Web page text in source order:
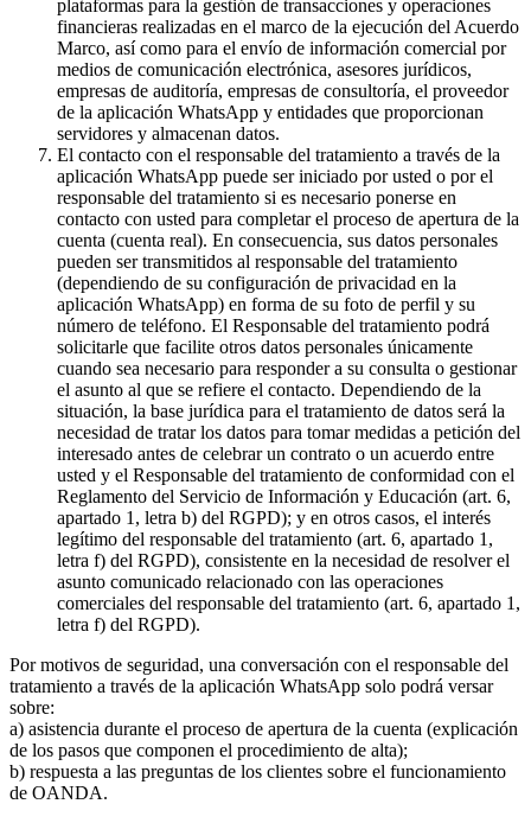
plataformas para la gestión de transacciones y operaciones
financieras realizadas en el marco de la ejecución del Acuerdo
Marco, así como para el envío de información comercial por
medios de comunicación electrónica, asesores jurídicos,
empresas de auditoría, empresas de consultoría, el proveedor
de la aplicación WhatsApp y entidades que proporcionan
servidores y almacenan datos.
El contacto con el responsable del tratamiento a través de la
aplicación WhatsApp puede ser iniciado por usted o por el
responsable del tratamiento si es necesario ponerse en
contacto con usted para completar el proceso de apertura de la
cuenta (cuenta real). En consecuencia, sus datos personales
pueden ser transmitidos al responsable del tratamiento
(dependiendo de su configuración de privacidad en la
aplicación WhatsApp) en forma de su foto de perfil y su
número de teléfono. El Responsable del tratamiento podrá
solicitarle que facilite otros datos personales únicamente
cuando sea necesario para responder a su consulta o gestionar
el asunto al que se refiere el contacto. Dependiendo de la
situación, la base jurídica para el tratamiento de datos será la
necesidad de tratar los datos para tomar medidas a petición del
interesado antes de celebrar un contrato o un acuerdo entre
usted y el Responsable del tratamiento de conformidad con el
Reglamento del Servicio de Información y Educación (art. 6,
apartado 1, letra b) del RGPD); y en otros casos, el interés
legítimo del responsable del tratamiento (art. 6, apartado 1,
letra f) del RGPD), consistente en la necesidad de resolver el
asunto comunicado relacionado con las operaciones
comerciales del responsable del tratamiento (art. 6, apartado 1,
letra f) del RGPD).
Por motivos de seguridad, una conversación con el responsable del
tratamiento a través de la aplicación WhatsApp solo podrá versar
sobre:
a) asistencia durante el proceso de apertura de la cuenta (explicación
de los pasos que componen el procedimiento de alta);
b) respuesta a las preguntas de los clientes sobre el funcionamiento
de OANDA.